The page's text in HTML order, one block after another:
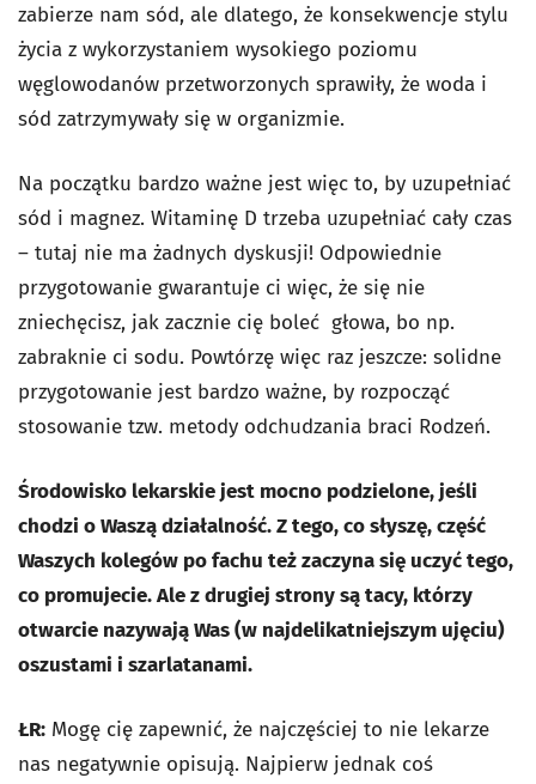
zabierze nam sód, ale dlatego, że konsekwencje stylu
życia z wykorzystaniem wysokiego poziomu
węglowodanów przetworzonych sprawiły, że woda i
sód zatrzymywały się w organizmie.
Na początku bardzo ważne jest więc to, by uzupełniać
sód i magnez. Witaminę D trzeba uzupełniać cały czas
– tutaj nie ma żadnych dyskusji! Odpowiednie
przygotowanie gwarantuje ci więc, że się nie
zniechęcisz, jak zacznie cię boleć głowa, bo np.
zabraknie ci sodu. Powtórzę więc raz jeszcze: solidne
przygotowanie jest bardzo ważne, by rozpocząć
stosowanie tzw. metody odchudzania braci Rodzeń.
Środowisko lekarskie jest mocno podzielone, jeśli
chodzi o Waszą działalność. Z tego, co słyszę, część
Waszych kolegów po fachu też zaczyna się uczyć tego,
co promujecie. Ale z drugiej strony są tacy, którzy
otwarcie nazywają Was (w najdelikatniejszym ujęciu)
oszustami i szarlatanami.
ŁR: Mogę cię zapewnić, że najczęściej to nie lekarze
nas negatywnie opisują. Najpierw jednak coś